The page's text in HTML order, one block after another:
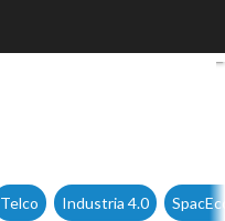
di smart workers
Telco Industria 4.0